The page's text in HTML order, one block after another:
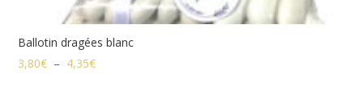
Ballotin dragées blanc
3,80€ – 4,35€Plage